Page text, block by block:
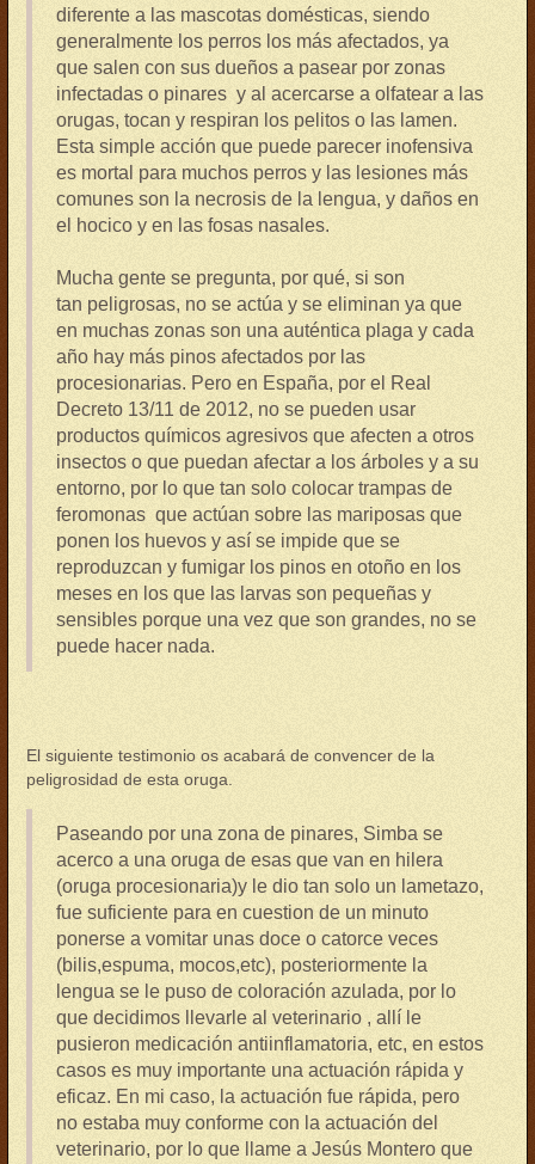
diferente a las mascotas domésticas, siendo
generalmente los perros los más afectados, ya
que salen con sus dueños a pasear por zonas
infectadas o pinares y al acercarse a olfatear a las
orugas, tocan y respiran los pelitos o las lamen.
Esta simple acción que puede parecer inofensiva
es mortal para muchos perros y las lesiones más
comunes son la necrosis de la lengua, y daños en
el hocico y en las fosas nasales.
Mucha gente se pregunta, por qué, si son
tan peligrosas, no se actúa y se eliminan ya que
en muchas zonas son una auténtica plaga y cada
año hay más pinos afectados por las
procesionarias. Pero en España, por el Real
Decreto 13/11 de 2012, no se pueden usar
productos químicos agresivos que afecten a otros
insectos o que puedan afectar a los árboles y a su
entorno, por lo que tan solo colocar trampas de
feromonas que actúan sobre las mariposas que
ponen los huevos y así se impide que se
reproduzcan y fumigar los pinos en otoño en los
meses en los que las larvas son pequeñas y
sensibles porque una vez que son grandes, no se
puede hacer nada.
El siguiente testimonio os acabará de convencer de la
peligrosidad de esta oruga.
Paseando por una zona de pinares, Simba se
acerco a una oruga de esas que van en hilera
(oruga procesionaria)y le dio tan solo un lametazo,
fue suficiente para en cuestion de un minuto
ponerse a vomitar unas doce o catorce veces
(bilis,espuma, mocos,etc), posteriormente la
lengua se le puso de coloración azulada, por lo
que decidimos llevarle al veterinario , allí le
pusieron medicación antiinflamatoria, etc, en estos
casos es muy importante una actuación rápida y
eficaz. En mi caso, la actuación fue rápida, pero
no estaba muy conforme con la actuación del
veterinario, por lo que llame a Jesús Montero que